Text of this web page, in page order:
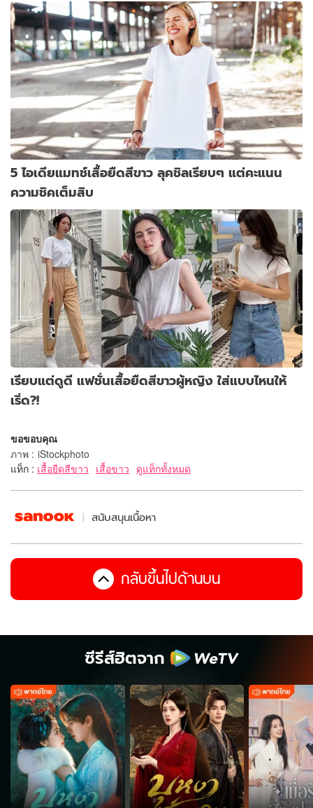
5 ไอเดียแมทช์เสื้อยืดสีขาว ลุคชิลเรียบๆ แต่คะแนน
ความชิคเต็มสิบ
เรียบแต่ดูดี แฟชั่นเสื้อยืดสีขาวผู้หญิง ใส่แบบไหนให้
เริ่ด?!
ขอขอบคุณ
ภาพ : iStockphoto
แท็ก : เสื้อยืดสีขาว เสื้อขาว ดูแท็กทั้งหมด
สนับสนุนเนื้อหา
กลับขึ้นไปด้านบน
ซีรีส์ฮิตจาก